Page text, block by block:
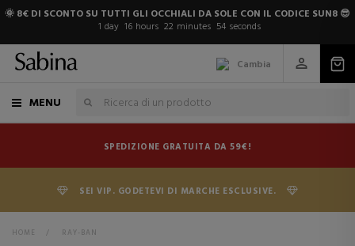
🌞 8€ DI SCONTO SU TUTTI GLI OCCHIALI DA SOLE CON IL CODICE SUN8 😎
1 day 16 hours 22 minutes 53 seconds
Cambia
MENU
SPEDIZIONE GRATUITA DA 59€!
SEI VIP. GODETEVI DI MARCHE ESCLUSIVE.
HOME > RAY-BAN